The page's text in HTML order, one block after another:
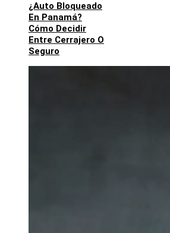
¿Auto Bloqueado
En Panamá?
Cómo Decidir
Entre Cerrajero O
Seguro